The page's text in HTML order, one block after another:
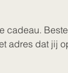
cadeau.
adres dat jij